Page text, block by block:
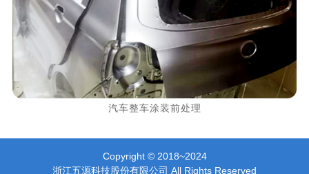
汽车整车涂装前处理
Copyright © 2018~2024
浙江五源科技股份有限公司 All Rights Reserved